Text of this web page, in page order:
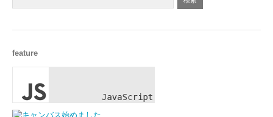
feature